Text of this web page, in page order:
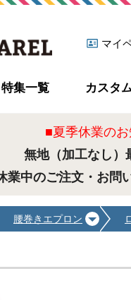
マイ
特集一覧 カスタ
■夏季休業のお
無地（加工なし）
業中のご注文・お問
腰巻きエプロン